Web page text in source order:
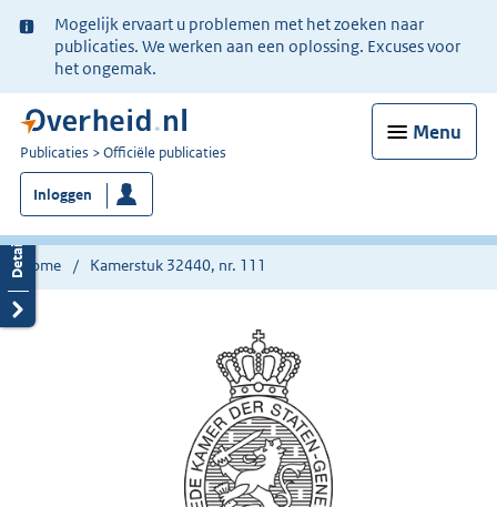
Ter
informatie:
Mogelijk ervaart u problemen met het zoeken naar
publicaties. We werken aan een oplossing. Excuses voor
het ongemak.
Menu
U
bent
nu
hier:
Publicaties Officiële publicaties
Inloggen
Home Kamerstuk 32440, nr. 111